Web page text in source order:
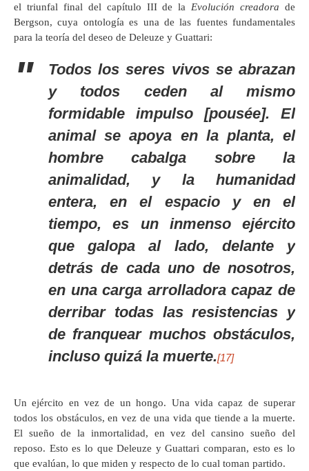
el triunfal final del capítulo III de la Evolución creadora de
Bergson, cuya ontología es una de las fuentes fundamentales
para la teoría del deseo de Deleuze y Guattari:
Todos los seres vivos se abrazan
y todos ceden al mismo
formidable impulso [pousée]. El
animal se apoya en la planta, el
hombre cabalga sobre la
animalidad, y la humanidad
entera, en el espacio y en el
tiempo, es un inmenso ejército
que galopa al lado, delante y
detrás de cada uno de nosotros,
en una carga arrolladora capaz de
derribar todas las resistencias y
de franquear muchos obstáculos,
incluso quizá la muerte.[17]
Un ejército en vez de un hongo. Una vida capaz de superar
todos los obstáculos, en vez de una vida que tiende a la muerte.
El sueño de la inmortalidad, en vez del cansino sueño del
reposo. Esto es lo que Deleuze y Guattari comparan, esto es lo
que evalúan, lo que miden y respecto de lo cual toman partido.